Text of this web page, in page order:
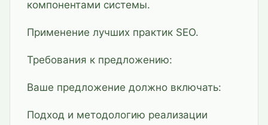
компонентами системы.
Применение лучших практик SEO.
Требования к предложению:
Ваше предложение должно включать:
Подход и методологию реализации